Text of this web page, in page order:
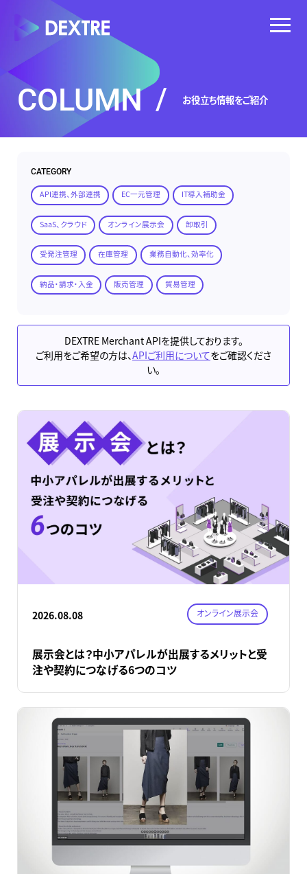
COLUMN / お役立ち情報をご紹介
CATEGORY
API連携、外部連携 EC一元管理 IT導入補助金
SaaS、クラウド オンライン展示会 卸取引
受発注管理 在庫管理 業務自動化、効率化
納品・請求・入金 販売管理 貿易管理
DEXTRE Merchant APIを提供しております。
ご利用をご希望の方は、APIご利用についてをご確認くださ
い。
2026.08.08 オンライン展示会
展示会とは？中小アパレルが出展するメリットと受
注や契約につなげる6つのコツ